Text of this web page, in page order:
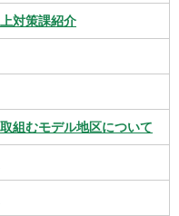
対策課紹介
組むモデル地区について